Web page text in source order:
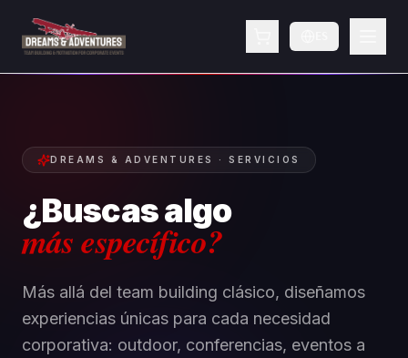
DREAMS & ADVENTURES · SERVICIOS
¿Buscas algo
más específico?
Más allá del team building clásico, diseñamos
experiencias únicas para cada necesidad
corporativa: outdoor, conferencias, eventos a